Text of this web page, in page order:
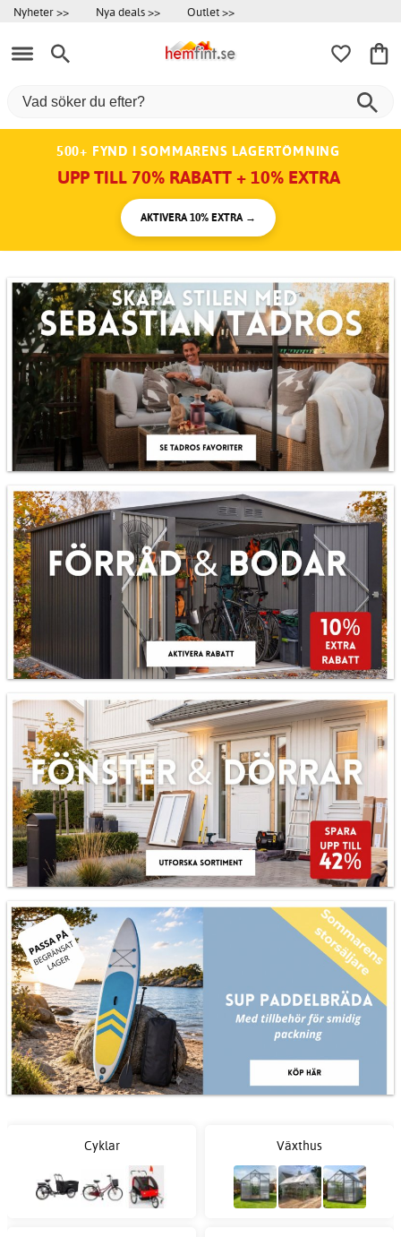
Nyheter >> Nya deals >> Outlet >>
500+ FYND I SOMMARENS LAGERTÖMNING
UPP TILL 70% RABATT + 10% EXTRA
AKTIVERA 10% EXTRA →
Cyklar Växthus